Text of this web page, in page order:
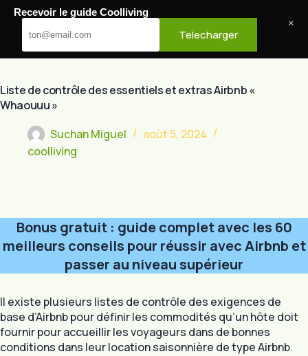
Passer
contenu
Cool Living
Liste de contrôle des essentiels et extras Airbnb «
Whaouuu »
Suchan Miguel
août 5, 2024
coolliving
Bonus gratuit : guide complet avec les 60
meilleurs conseils pour réussir avec Airbnb et
passer au niveau supérieur
Il existe plusieurs listes de contrôle des exigences de
base d’Airbnb pour définir les commodités qu’un hôte doit
fournir pour accueillir les voyageurs dans de bonnes
conditions dans leur location saisonnière de type Airbnb.
Recevoir le guide Coolliving
Telecharger
×